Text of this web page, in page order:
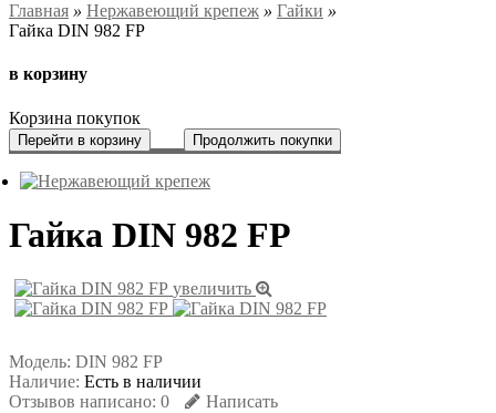
Главная » Нержавеющий крепеж » Гайки »
Гайка DIN 982 FP
в корзину
Корзина покупок
Перейти в корзину Продолжить покупки
Гайка DIN 982 FP
увеличить
Модель: DIN 982 FP
Наличие: Есть в наличии
Отзывов написано: 0 Написать